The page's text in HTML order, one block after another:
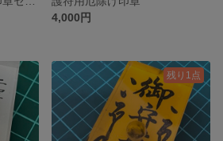
4,000円
残り1点